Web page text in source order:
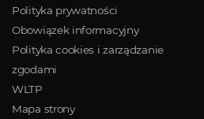
Polityka prywatności
Obowiązek informacyjny
Polityka cookies i zarządzanie
zgodami
WLTP
Mapa strony